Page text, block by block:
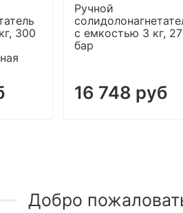
300
Ручной
с емкостью 3 кг,
бар
16 748 руб
Добро